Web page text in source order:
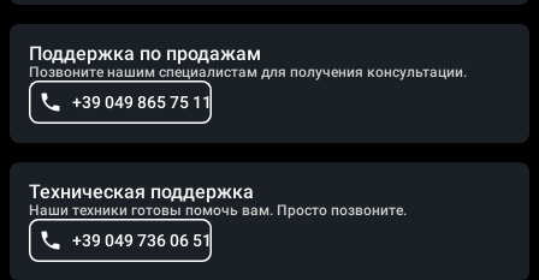
Поддержка по продажам
Позвоните нашим специалистам для получения консультации.
+39 049 865 75 11
Техническая поддержка
Наши техники готовы помочь вам. Просто позвоните.
+39 049 736 06 51